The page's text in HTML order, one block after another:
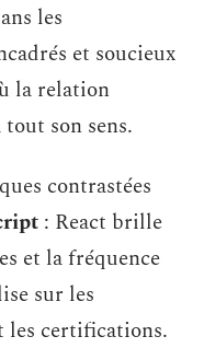
les
et soucieux
la relation
tout son sens.
contrastées
: React brille
et la fréquence
sur les
les certifications.